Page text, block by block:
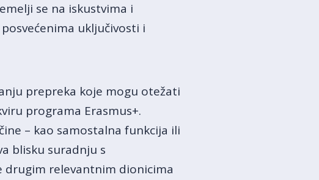
se na iskustvima i
uključivosti i
prepreka koje mogu otežati
programa Erasmus+.
– kao samostalna funkcija ili
blisku suradnju s
relevantnim dionicima